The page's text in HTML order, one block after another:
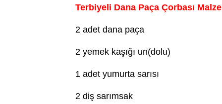
Terbiyeli Dana Paça Çorbası
2 adet dana paça
2 yemek kaşığı un(dolu)
1 adet yumurta sarısı
2 diş sarımsak